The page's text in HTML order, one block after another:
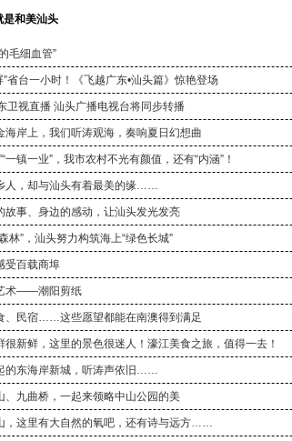
是和美汕头
毛细血管”
”省台一小时！《飞越广东•汕头篇》惊艳登场
卫视直播 汕头广播电视台将同步转播
海岸上，我们听涛观海，奏响夏日幻想曲
一镇一业”，我市农村不光有颜值，还有“内涵”！
人，却与汕头有着最美的缘……
故事、身边的感动，让汕头发光发亮
林”，汕头努力构筑海上“绿色长城”
受百载商埠
术——潮阳剪纸
、民宿……这些愿望都能在南澳得到满足
很新鲜，这里的景色很迷人！濠江美食之旅，值得一去！
的东海岸新城，听涛声依旧……
、九曲桥，一起来领略中山公园的美
，这里有大自然的氧吧，还有诗与远方……